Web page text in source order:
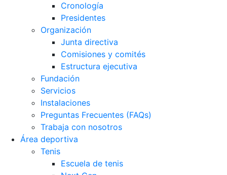
Cronología
Presidentes
Organización
Junta directiva
Comisiones y comités
Estructura ejecutiva
Fundación
Servicios
Instalaciones
Preguntas Frecuentes (FAQs)
Trabaja con nosotros
Área deportiva
Tenis
Escuela de tenis